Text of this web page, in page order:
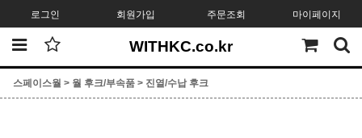
로그인 회원가입 주문조회 마이페이지
WITHKC.co.kr
스페이스월 > 월 후크/부속품 > 진열/수납 후크